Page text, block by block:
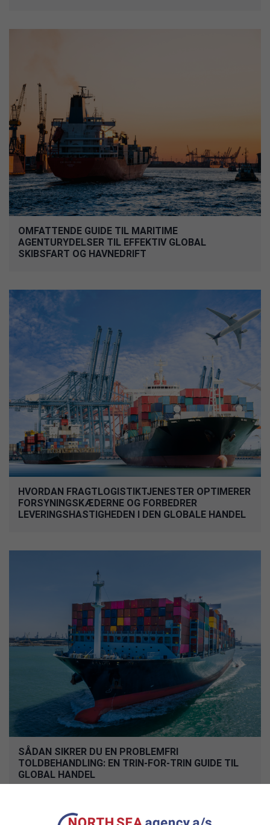
OMFATTENDE GUIDE TIL MARITIME
AGENTURYDELSER TIL EFFEKTIV GLOBAL
SKIBSFART OG HAVNEDRIFT
HVORDAN FRAGTLOGISTIKTJENESTER OPTIMERER
FORSYNINGSKÆDERNE OG FORBEDRER
LEVERINGSHASTIGHEDEN I DEN GLOBALE HANDEL
SÅDAN SIKRER DU EN PROBLEMFRI
TOLDBEHANDLING: EN TRIN-FOR-TRIN GUIDE TIL
GLOBAL HANDEL